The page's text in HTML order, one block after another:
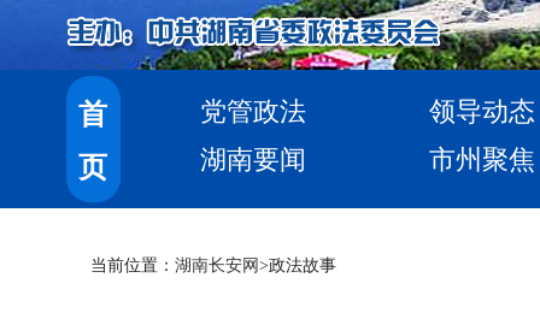
首
页
党管政法
领导动态
湖南要闻
市州聚焦
当前位置： 湖南长安网 >政法故事